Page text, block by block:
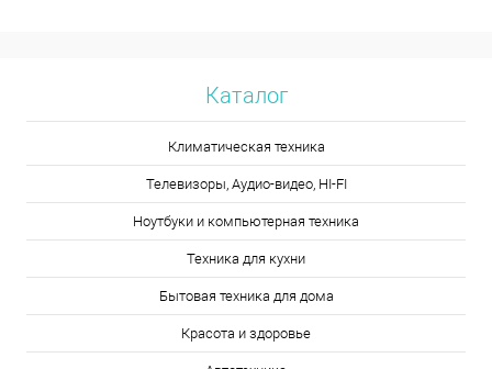
Каталог
Климатическая техника
Телевизоры, Аудио-видео, HI-FI
Ноутбуки и компьютерная техника
Техника для кухни
Бытовая техника для дома
Красота и здоровье